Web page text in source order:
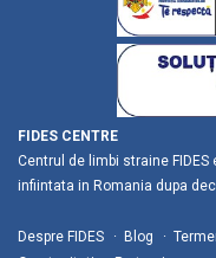
FIDES CENTRE
Centrul de limbi straine
infiintata in Romania dupa
Despre FIDES Blog